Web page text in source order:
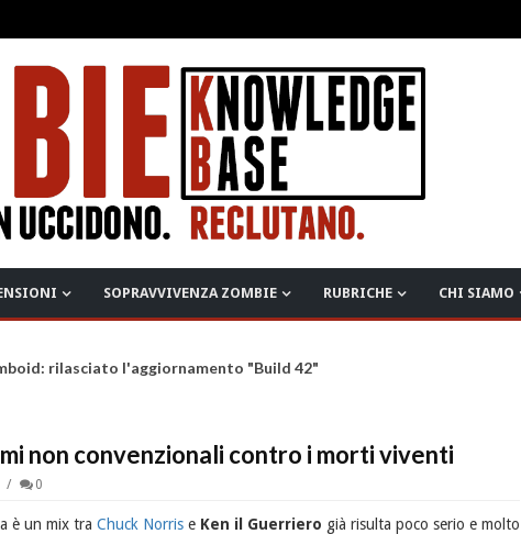
SOPRAVVIVENZA ZOMBIE RUBRICHE CHI SIAMO
rilasciato l'aggiornamento "Build 42"
non convenzionali contro i morti viventi
0
è un mix tra Chuck Norrise Ken il Guerriero già risulta poco serio e molto